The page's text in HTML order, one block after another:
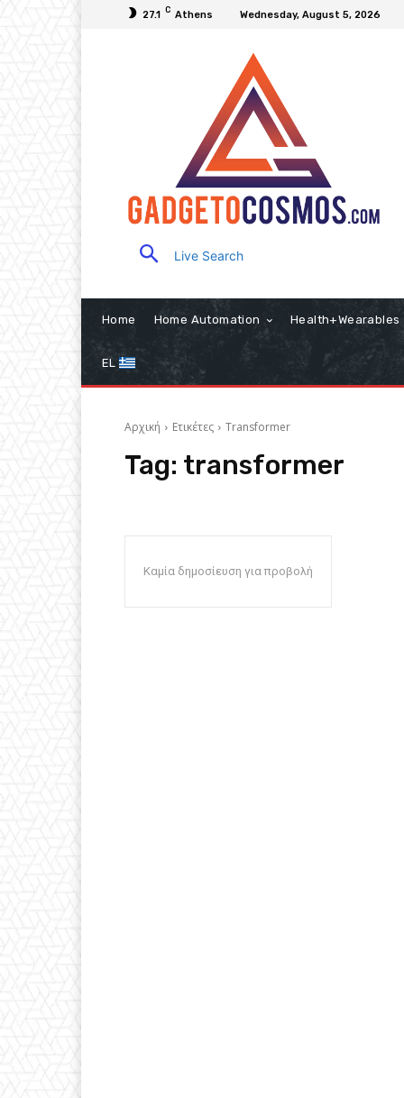
27.1 C Athens Wednesday, August 5, 2026
Live Search
Home Home Automation Health+Wearables
EL
Αρχική Ετικέτες Transformer
Tag: transformer
Καμία δημοσίευση για προβολή